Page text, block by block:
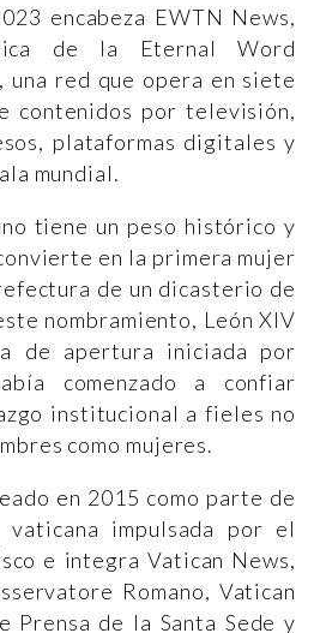
encabeza EWTN News,
de la Eternal Word
red que opera en siete
contenidos por televisión,
plataformas digitales y
mundial.
tiene un peso histórico y
en la primera mujer
de un dicasterio de
nombramiento, León XIV
de apertura iniciada por
comenzado a confiar
institucional a fieles no
como mujeres.
en 2015 como parte de
vaticana impulsada por el
e integra Vatican News,
Romano, Vatican
Prensa de la Santa Sede y